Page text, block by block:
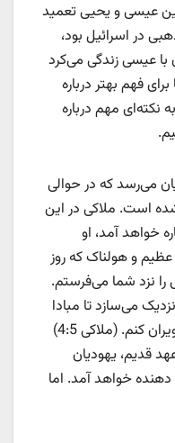
عیسی و یحیی تعمید
در اسرائیل بود،
با عیسی زندگی می‌کرد
فهم بهتر درباره
نکته‌ای مهم درباره
می‌رسد که در حوالی
شده است. ملاکی در این
خواهد آمد، او
و هولناک که روز
را نزد شما می‌فرستم.
می‌سازد تا مبادا
من سرزمین شما را با نفرین خود ویران کنم. (ملاکی 4:5)
قدیم، یهودیان
دهنده خواهد آمد. اما